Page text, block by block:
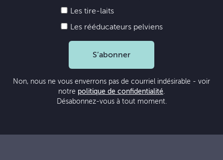
Les tire-laits
Les rééducateurs pelviens
S’abonner
Non, nous ne vous enverrons pas de courriel indésirable - voir
notre politique de confidentialité.
Désabonnez-vous à tout moment.